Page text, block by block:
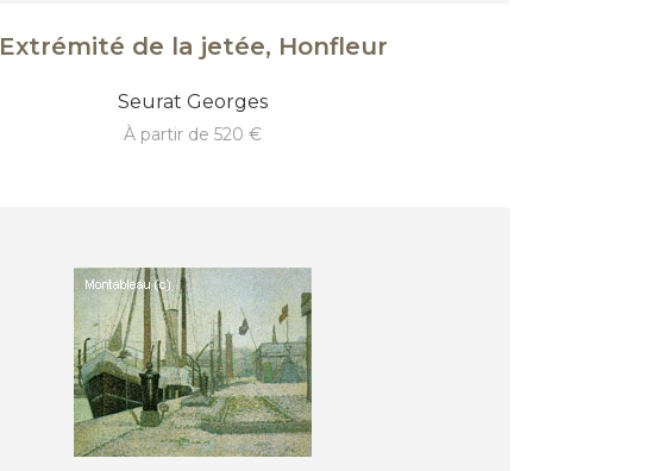
Extrémité de la jetée, Honfleur
Seurat Georges
à partir de 520 €